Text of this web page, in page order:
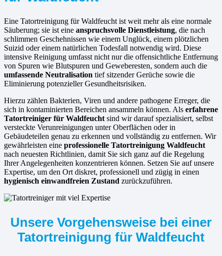
Eine Tatortreinigung für Waldfeucht ist weit mehr als eine normale
Säuberung; sie ist eine anspruchsvolle Dienstleistung, die nach
schlimmen Geschehnissen wie einem Unglück, einem plötzlichen
Suizid oder einem natürlichen Todesfall notwendig wird. Diese
intensive Reinigung umfasst nicht nur die offensichtliche Entfernung
von Spuren wie Blutspuren und Geweberesten, sondern auch die
umfassende Neutralisation tief sitzender Gerüche sowie die
Eliminierung potenzieller Gesundheitsrisiken.
Hierzu zählen Bakterien, Viren und andere pathogene Erreger, die
sich in kontaminierten Bereichen ansammeln können. Als erfahrene
Tatortreiniger für Waldfeucht sind wir darauf spezialisiert, selbst
versteckte Verunreinigungen unter Oberflächen oder in
Gebäudeteilen genau zu erkennen und vollständig zu entfernen. Wir
gewährleisten eine professionelle Tatortreinigung Waldfeucht
nach neuesten Richtlinien, damit Sie sich ganz auf die Regelung
Ihrer Angelegenheiten konzentrieren können. Setzen Sie auf unsere
Expertise, um den Ort diskret, professionell und zügig in einen
hygienisch einwandfreien Zustand zurückzuführen.
Unsere Vorgehensweise bei einer
Tatortreinigung für Waldfeucht